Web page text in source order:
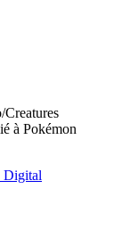
Creatures
à Pokémon
Digital